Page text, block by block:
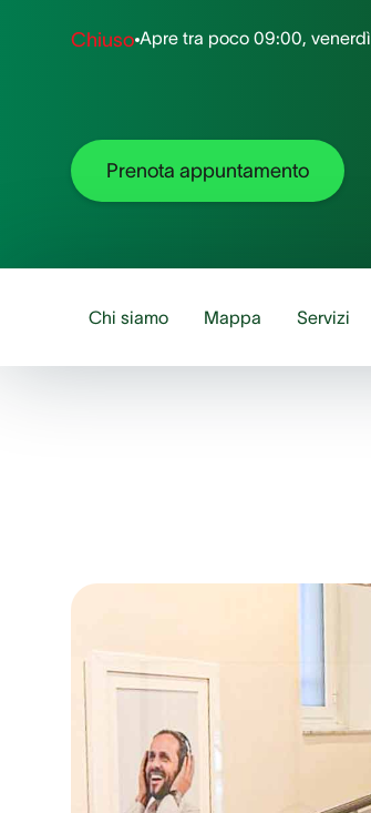
Chiuso Apre tra poco 09:00, venerdì
Prenota appuntamento
Chi siamo Mappa Servizi